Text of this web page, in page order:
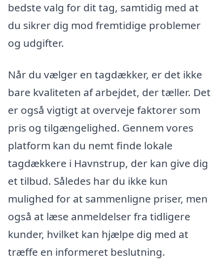
bedste valg for dit tag, samtidig med at
du sikrer dig mod fremtidige problemer
og udgifter.
Når du vælger en tagdækker, er det ikke
bare kvaliteten af arbejdet, der tæller. Det
er også vigtigt at overveje faktorer som
pris og tilgængelighed. Gennem vores
platform kan du nemt finde lokale
tagdækkere i Havnstrup, der kan give dig
et tilbud. Således har du ikke kun
mulighed for at sammenligne priser, men
også at læse anmeldelser fra tidligere
kunder, hvilket kan hjælpe dig med at
træffe en informeret beslutning.